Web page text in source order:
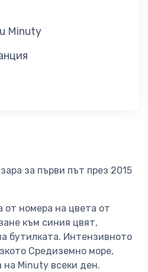
Minuty
за първи път през 2015
от номера на цвета от
към синия цвят,
бутилката. Интензивното
Средиземно море,
на Minuty всеки ден.